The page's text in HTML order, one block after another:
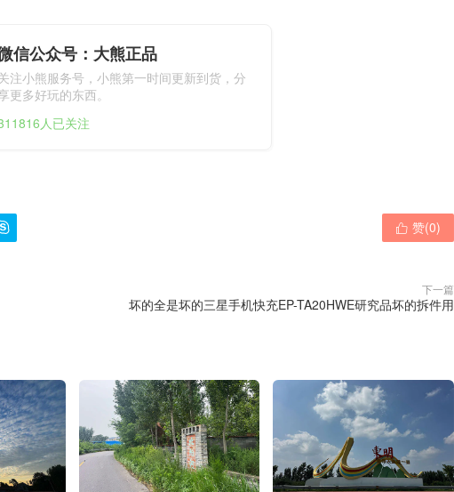
信公众号：大熊正品
注小熊服务号，小熊第一时间更新到货，分
更多好玩的东西。
人已关注
 赞(0)
下一篇
坏的全是坏的三星手机快充EP-TA20HWE研究品坏的拆件用